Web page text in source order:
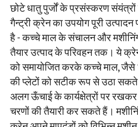
छोटे धातु पुर्जों के प्रसंस्करण संयंत्रों
गैन्ट्री क्रेन का उपयोग पूरी उत्पादन
है - कच्चे माल के संचालन और
तैयार उत्पाद के परिवहन तक। ये
को समायोजित करके कच्चे माल, जैसे
की प्लेटों को सटीक रूप से उठा
अलग ऊँचाई के कार्यक्षेत्रों पर
चरणों की तैयारी कर सकते हैं।